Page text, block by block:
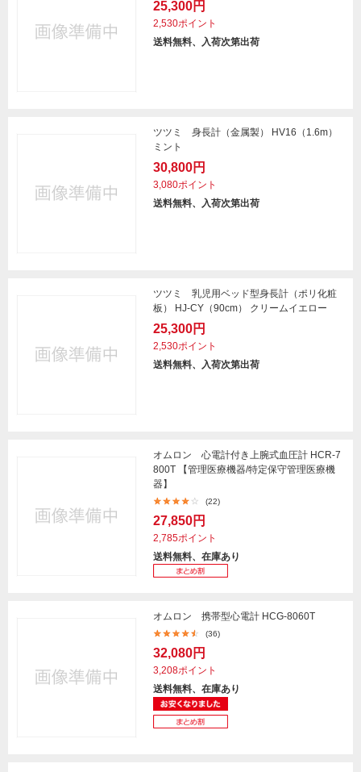
25,300円
2,530ポイント
送料無料、入荷次第出荷
ツツミ 身長計（金属製） HV16（1.6m）
ミント
30,800円
3,080ポイント
送料無料、入荷次第出荷
ツツミ 乳児用ベッド型身長計（ポリ化粧
板） HJ-CY（90cm） クリームイエロー
25,300円
2,530ポイント
送料無料、入荷次第出荷
オムロン 心電計付き上腕式血圧計 HCR-7
800T 【管理医療機器/特定保守管理医療機
器】
(22)
27,850円
2,785ポイント
送料無料、在庫あり
オムロン 携帯型心電計 HCG-8060T
(36)
32,080円
3,208ポイント
送料無料、在庫あり